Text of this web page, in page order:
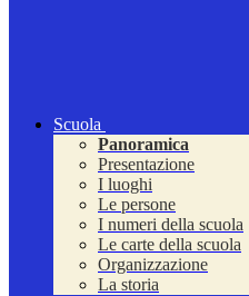
Scuola
Panoramica
Presentazione
I luoghi
Le persone
I numeri della scuola
Le carte della scuola
Organizzazione
La storia